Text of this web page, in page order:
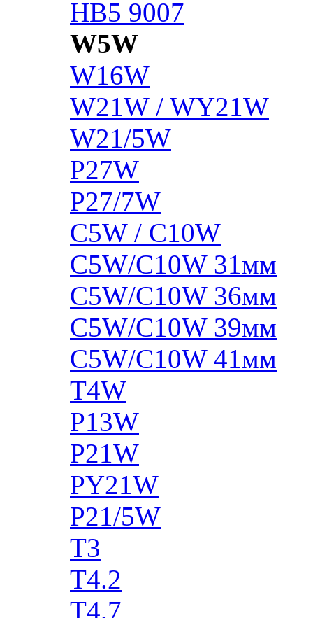
HB5 9007
W5W
W16W
W21W / WY21W
W21/5W
P27W
P27/7W
C5W / C10W
C5W/C10W 31мм
C5W/C10W 36мм
C5W/C10W 39мм
C5W/C10W 41мм
T4W
P13W
P21W
PY21W
P21/5W
T3
T4.2
T4.7